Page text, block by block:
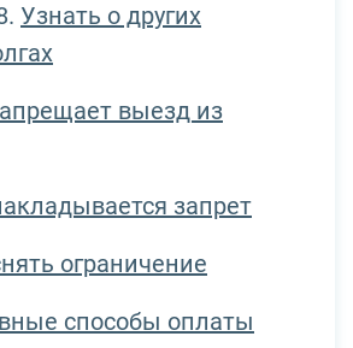
Узнать о других
выезд из
запрет
ограничение
способы оплаты